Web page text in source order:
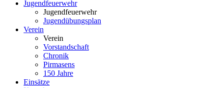
Jugendfeuerwehr
Jugendfeuerwehr
Jugendübungsplan
Verein
Verein
Vorstandschaft
Chronik
Pirmasens
150 Jahre
Einsätze